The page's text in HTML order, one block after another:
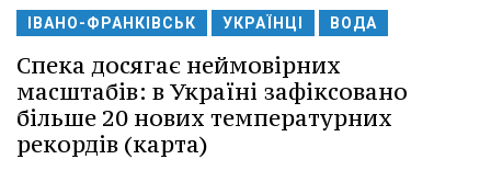
ІВАНО-ФРАНКІВСЬК УКРАЇНЦІ ВОДА
Спека досягає неймовірних
масштабів: в Україні зафіксовано
більше 20 нових температурних
рекордів (карта)